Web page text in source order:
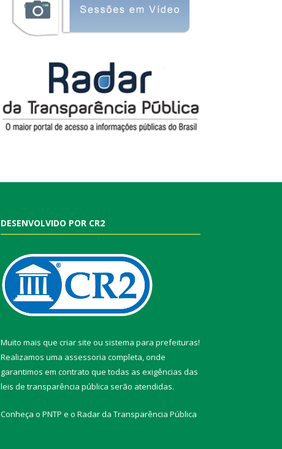
DESENVOLVIDO POR CR2
Muito mais que criar site ou sistema para prefeituras!
Realizamos uma assessoria completa, onde
garantimos em contrato que todas as exigências das
leis de transparência pública serão atendidas.
Conheça o PNTP e o Radar da Transparência Pública